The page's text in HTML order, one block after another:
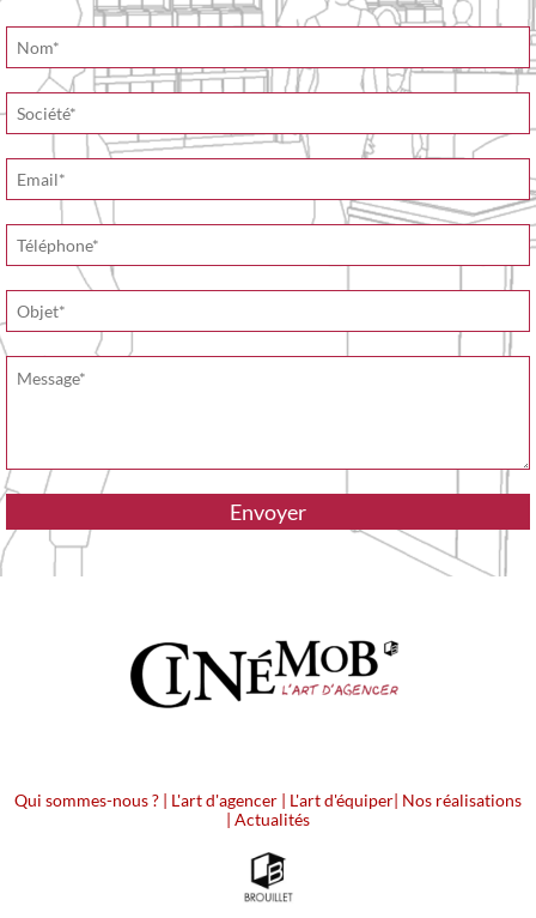
Qui sommes-nous ? | L'art d'agencer | L'art d'équiper| Nos réalisations
| Actualités